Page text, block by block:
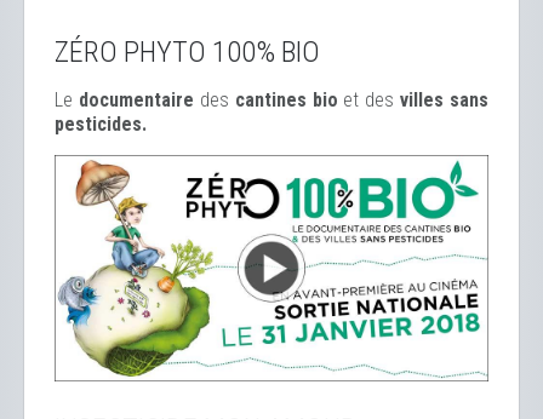
ZÉRO PHYTO 100% BIO
Le documentaire des cantines bio et desvilles sans
pesticides.